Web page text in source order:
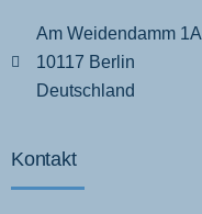
Am Weidendamm 1A
10117 Berlin
Deutschland
Kontakt